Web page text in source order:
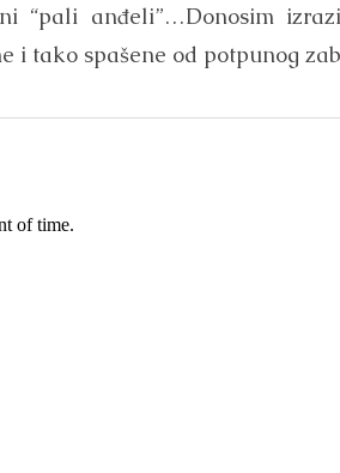
anđeli”…Donosim
i tako spašene od potpunog